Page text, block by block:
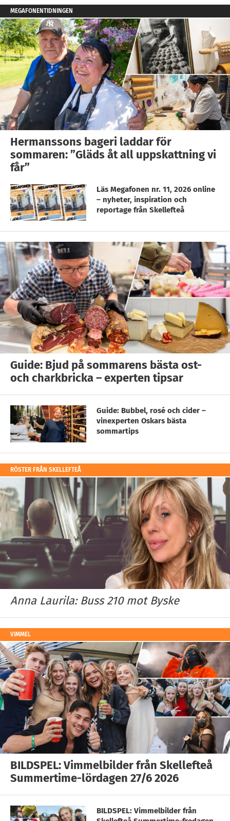
MEGAFONENTIDNINGEN
Hermanssons bageri laddar för
sommaren: ”Gläds åt all uppskattning vi
får”
Läs Megafonen nr. 11, 2026 online
– nyheter, inspiration och
reportage från Skellefteå
Guide: Bjud på sommarens bästa ost-
och charkbricka – experten tipsar
Guide: Bubbel, rosé och cider –
vinexperten Oskars bästa
sommartips
RÖSTER FRÅN SKELLEFTEÅ
Anna Laurila: Buss 210 mot Byske
VIMMEL
BILDSPEL: Vimmelbilder från Skellefteå
Summertime-lördagen 27/6 2026
BILDSPEL: Vimmelbilder från